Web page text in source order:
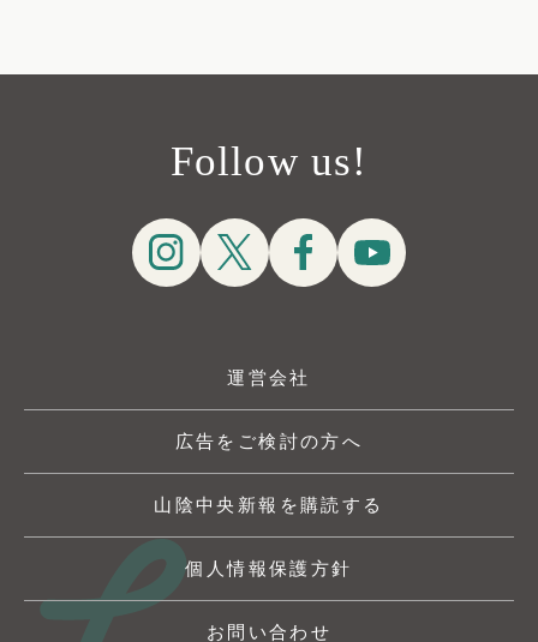
Follow us!
運営会社
広告をご検討の方へ
山陰中央新報を購読する
個人情報保護方針
お問い合わせ